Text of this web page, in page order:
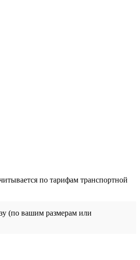
по тарифам транспортной
(по вашим размерам или